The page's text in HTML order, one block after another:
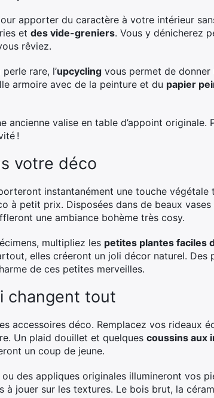
apporter du caractère à votre intérieur
et des vide-greniers. Vous y dénicherez
rêviez.
rare, l’upcycling vous permet de donner
armoire avec de la peinture et du papier
ancienne valise en table d’appoint originale.
!
votre déco
instantanément une touche végétale
à petit prix. Disposées dans de beaux
une ambiance bohème très cosy.
multipliez les petites plantes faciles
elles créeront un joli décor naturel. Des
de ces petites merveilles.
changent tout
accessoires déco. Remplacez vos rideaux
Un plaid douillet et quelques coussins aux
un coup de jeune.
des appliques originales illumineront vos
à jouer sur les textures. Le bois brut, la